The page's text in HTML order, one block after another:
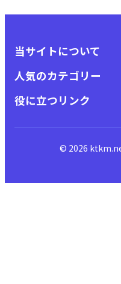
当サイトについて
人気のカテゴリー
役に立つリンク
© 2026